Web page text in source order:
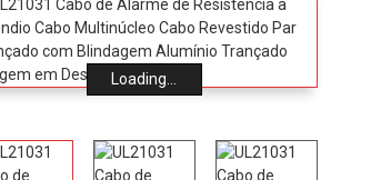
Loading...